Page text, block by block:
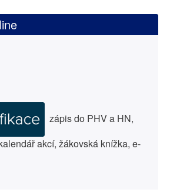
zápis do PHV a HN,
akcí, žákovská knížka, e-